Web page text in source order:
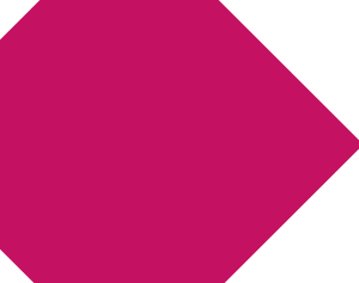
litteratur-
kulturblogg